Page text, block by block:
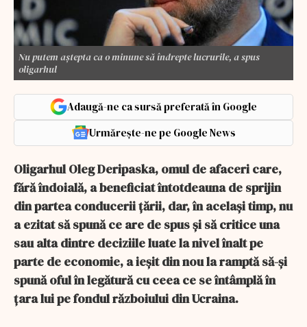
Nu putem aștepta ca o minune să îndrepte lucrurile, a spus
oligarhul
Adaugă-ne ca sursă preferată în Google
Urmărește-ne pe Google News
Oligarhul Oleg Deripaska, omul de afaceri care,
fără îndoială, a beneficiat întotdeauna de sprijin
din partea conducerii țării, dar, în același timp, nu
a ezitat să spună ce are de spus și să critice una
sau alta dintre deciziile luate la nivel înalt pe
parte de economie, a ieșit din nou la ramptă să-și
spună oful în legătură cu ceea ce se întâmplă în
țara lui pe fondul războiului din Ucraina.